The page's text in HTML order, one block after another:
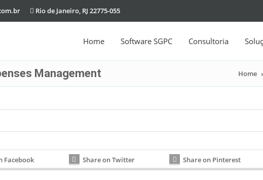
Rio de Janeiro, RJ 22775-055
Home Software SGPC Consultoria
Management Home
Facebook Share on Twitter Share on Pinterest